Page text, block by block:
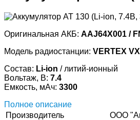
Оригинальная АКБ: AAJ64X001 /
Модель радиостанции: VERTEX
Состав: Li-ion / литий-ионный
Вольтаж, В: 7.4
Емкость, мАч: 3300
Полное описание
Производитель
ООО